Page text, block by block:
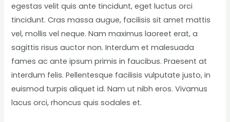
egestas velit quis ante tincidunt, eget luctus orci
tincidunt. Cras massa augue, facilisis sit amet mattis
vel, mollis vel neque. Nam maximus laoreet erat, a
sagittis risus auctor non. Interdum et malesuada
fames ac ante ipsum primis in faucibus. Praesent at
interdum felis. Pellentesque facilisis vulputate justo, in
euismod turpis aliquet id. Nam ut nibh eros. Vivamus
lacus orci, rhoncus quis sodales et.